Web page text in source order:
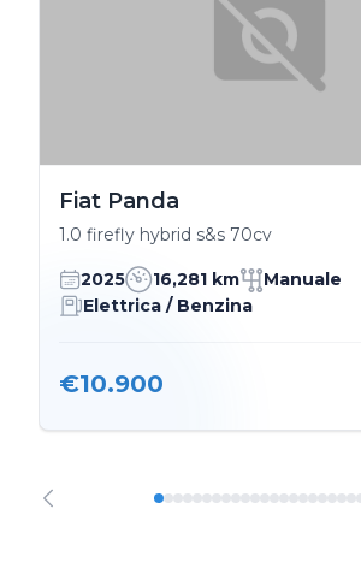
Fiat Panda
1.0 firefly hybrid s&s 70cv
2025 16,281 km
Manuale
Elettrica / Benzina
€10.900